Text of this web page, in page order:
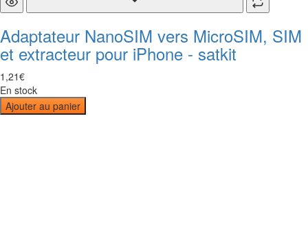
Adaptateur NanoSIM vers MicroSIM, SIM
et extracteur pour iPhone - satkit
1 ,21€
En stock
Ajouter au panier